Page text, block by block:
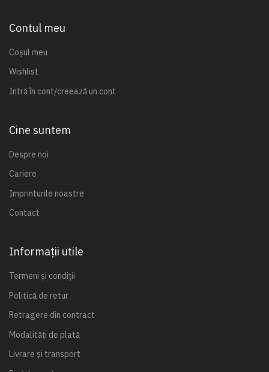
Contul meu
Coșul meu
Wishlist
Intră în cont/creează un cont
Cine suntem
Despre noi
Cariere
Imprinturile noastre
Contact
Informații utile
Termeni și condiții
Politică de retur
Retragere din contract
Modalități de plată
Livrare și transport